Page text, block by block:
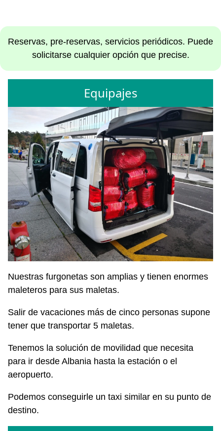
Reservas, pre-reservas, servicios periódicos. Puede
solicitarse cualquier opción que precise.
Equipajes
Nuestras furgonetas son amplias y tienen enormes
maleteros para sus maletas.
Salir de vacaciones más de cinco personas supone
tener que transportar 5 maletas.
Tenemos la solución de movilidad que necesita
para ir desde Albania hasta la estación o el
aeropuerto.
Podemos conseguirle un taxi similar en su punto de
destino.